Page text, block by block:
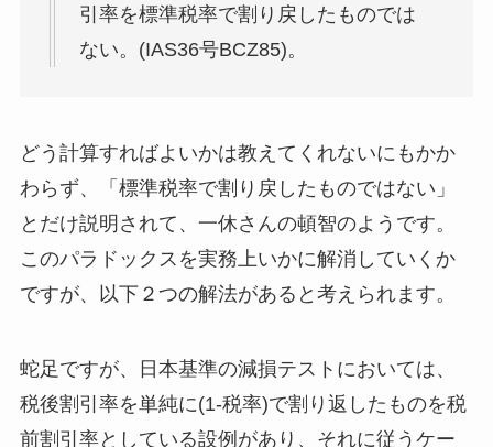
引率を標準税率で割り戻したものでは
ない。(IAS36号BCZ85)。
どう計算すればよいかは教えてくれないにもかか
わらず、「標準税率で割り戻したものではない」
とだけ説明されて、一休さんの頓智のようです。
このパラドックスを実務上いかに解消していくか
ですが、以下２つの解法があると考えられます。
蛇足ですが、日本基準の減損テストにおいては、
税後割引率を単純に(1-税率)で割り返したものを税
前割引率としている設例があり、それに従うケー